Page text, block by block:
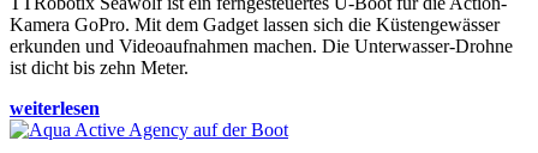
Kamera GoPro. Mit dem Gadget lassen sich die Küstengewässer
erkunden und Videoaufnahmen machen. Die Unterwasser-Drohne
ist dicht bis zehn Meter.
weiterlesen